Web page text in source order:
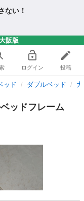
ない！
阪版
ログイン 投稿
ッド ダブルベッド
ッドフレーム